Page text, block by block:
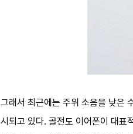
그래서 최근에는 주위 소음을 낮은
시되고 있다. 골전도 이어폰이 대표